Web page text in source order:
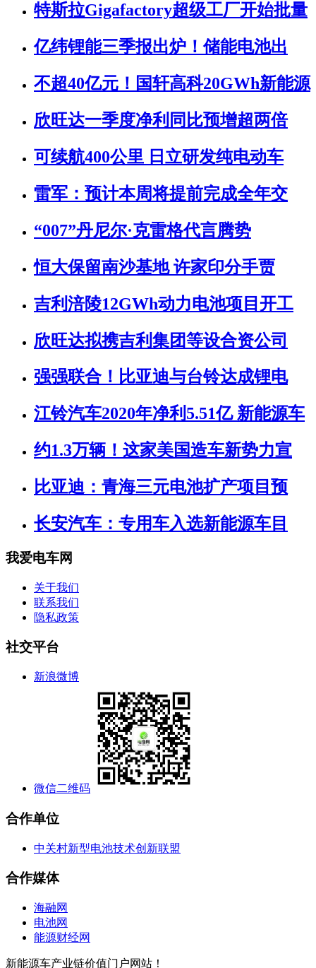
特斯拉Gigafactory超级工厂开始批量
亿纬锂能三季报出炉！储能电池出
不超40亿元！国轩高科20GWh新能源
欣旺达一季度净利同比预增超两倍
可续航400公里 日立研发纯电动车
雷军：预计本周将提前完成全年交
“007”丹尼尔·克雷格代言腾势
恒大保留南沙基地 许家印分手贾
吉利涪陵12GWh动力电池项目开工
欣旺达拟携吉利集团等设合资公司
强强联合！比亚迪与台铃达成锂电
江铃汽车2020年净利5.51亿 新能源车
约1.3万辆！这家美国造车新势力宣
比亚迪：青海三元电池扩产项目预
长安汽车：专用车入选新能源车目
我爱电车网
关于我们
联系我们
隐私政策
社交平台
新浪微博
微信二维码
合作单位
中关村新型电池技术创新联盟
合作媒体
海融网
电池网
能源财经网
新能源车产业链价值门户网站！